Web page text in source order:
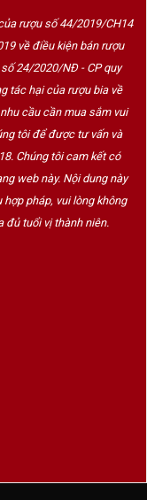
rượu số 44/2019/CH14
về điều kiện bán rượu
24/2020/NĐ - CP quy
tác hại của rượu bia về
cầu cần mua sắm vui
tôi để được tư vấn và
Chúng tôi cam kết có
web này. Nội dung này
pháp, vui lòng không
đủ tuổi vị thành niên.